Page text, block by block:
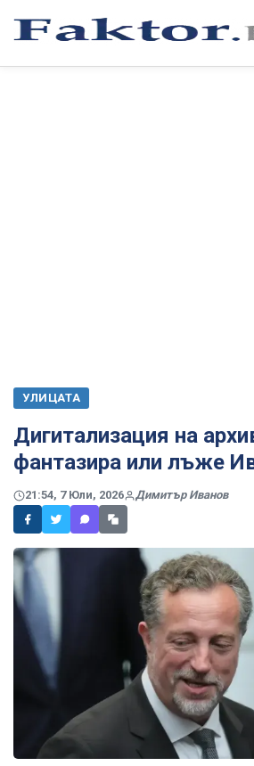
УЛИЦАТА
Дигитализация на
фантазира или лъже
21:54, 7 Юли, 2026 Димитър Иванов